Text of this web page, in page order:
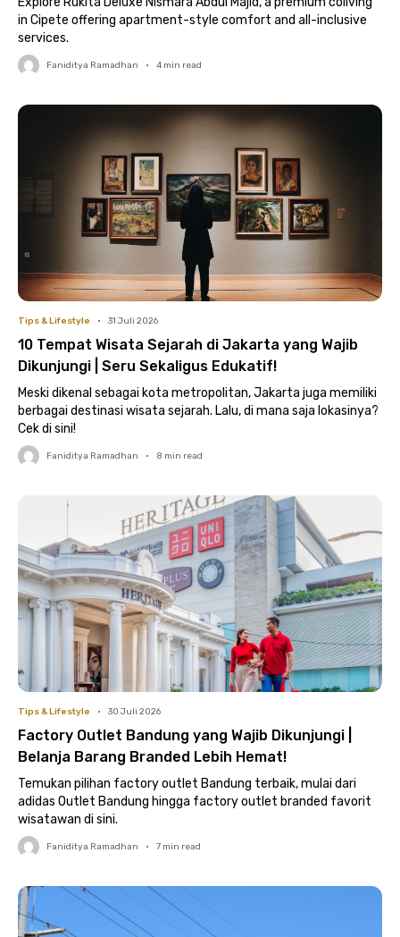
in Cipete offering apartment-style comfort and all-inclusive
services.
Faniditya Ramadhan • 4 min read
Tips & Lifestyle • 31 Juli 2026
10 Tempat Wisata Sejarah di Jakarta yang Wajib
Dikunjungi | Seru Sekaligus Edukatif!
Meski dikenal sebagai kota metropolitan, Jakarta juga memiliki
berbagai destinasi wisata sejarah. Lalu, di mana saja lokasinya?
Cek di sini!
Faniditya Ramadhan • 8 min read
Tips & Lifestyle • 30 Juli 2026
Factory Outlet Bandung yang Wajib Dikunjungi |
Belanja Barang Branded Lebih Hemat!
Temukan pilihan factory outlet Bandung terbaik, mulai dari
adidas Outlet Bandung hingga factory outlet branded favorit
wisatawan di sini.
Faniditya Ramadhan • 7 min read